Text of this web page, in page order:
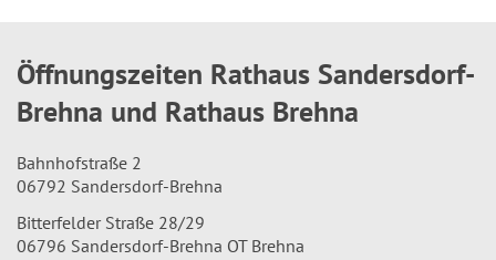
Öffnungszeiten Rathaus Sandersdorf-
Brehna und Rathaus Brehna
Bahnhofstraße 2
06792 Sandersdorf-Brehna
Bitterfelder Straße 28/29
06796 Sandersdorf-Brehna OT Brehna